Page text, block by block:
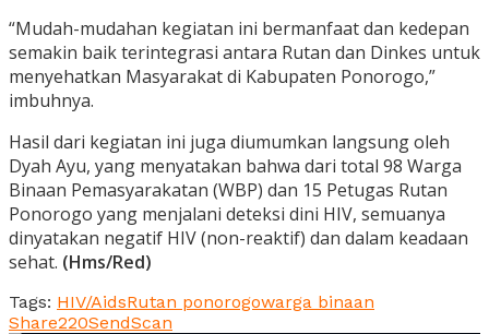
“Mudah-mudahan kegiatan ini bermanfaat dan kedepan
semakin baik terintegrasi antara Rutan dan Dinkes untuk
menyehatkan Masyarakat di Kabupaten Ponorogo,”
imbuhnya.
Hasil dari kegiatan ini juga diumumkan langsung oleh
Dyah Ayu, yang menyatakan bahwa dari total 98 Warga
Binaan Pemasyarakatan (WBP) dan 15 Petugas Rutan
Ponorogo yang menjalani deteksi dini HIV, semuanya
dinyatakan negatif HIV (non-reaktif) dan dalam keadaan
sehat. (Hms/Red)
Tags: HIV/AidsRutan ponorogowarga binaan
Share220SendScan